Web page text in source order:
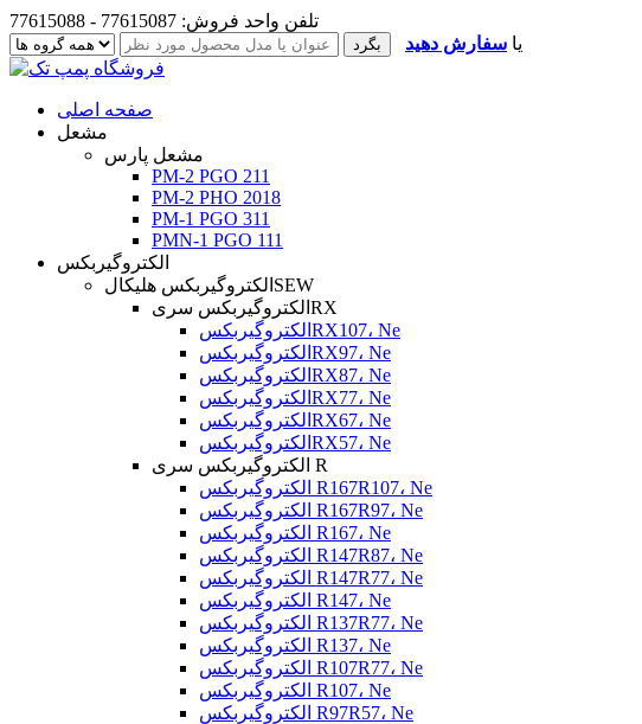
تلفن واحد فروش: 77615087 - 77615088
یا سفارش دهید
صفحه اصلی
مشعل
مشعل پارس
PM-2 PGO 211
PM-2 PHO 2018
PM-1 PGO 311
PMN-1 PGO 111
الکتروگیربکس
الکتروگیربکس هلیکالSEW
الکتروگیربکس سریRX
الکتروگیربکسRX107، Ne
الکتروگیربکسRX97، Ne
الکتروگیربکسRX87، Ne
الکتروگیربکسRX77، Ne
الکتروگیربکسRX67، Ne
الکتروگیربکسRX57، Ne
الکتروگیربکس سری R
الکتروگیربکس R167R107، Ne
الکتروگیربکس R167R97، Ne
الکتروگیربکس R167، Ne
الکتروگیربکس R147R87، Ne
الکتروگیربکس R147R77، Ne
الکتروگیربکس R147، Ne
الکتروگیربکس R137R77، Ne
الکتروگیربکس R137، Ne
الکتروگیربکس R107R77، Ne
الکتروگیربکس R107، Ne
الکتروگیربکس R97R57، Ne